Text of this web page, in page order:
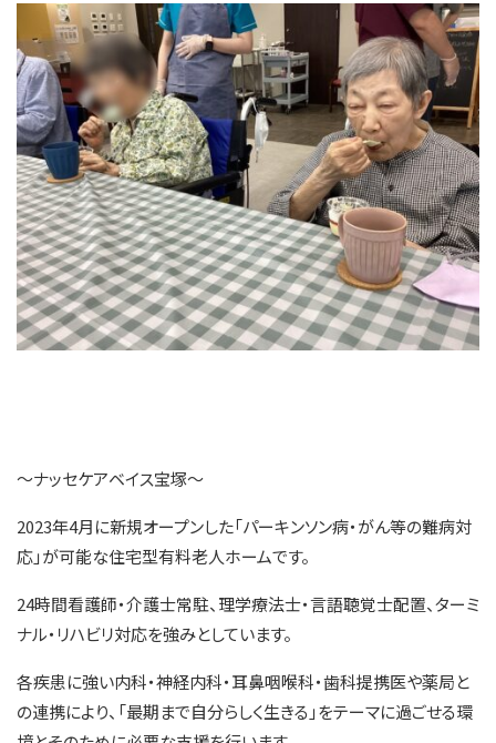
～ナッセケアベイス宝塚～
2023年4月に新規オープンした「パーキンソン病・がん等の難病対
応」が可能な住宅型有料老人ホームです。
24時間看護師・介護士常駐、理学療法士・言語聴覚士配置、ターミ
ナル・リハビリ対応を強みとしています。
各疾患に強い内科・神経内科・耳鼻咽喉科・歯科提携医や薬局と
の連携により、「最期まで自分らしく生きる」をテーマに過ごせる環